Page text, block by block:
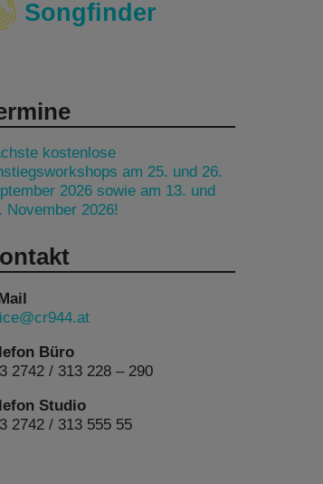
Songfinder
kostenlose
am 25. und 26.
2026 sowie am 13. und
November 2026!
Büro
2742 / 313 228 – 290
Studio
2742 / 313 555 55